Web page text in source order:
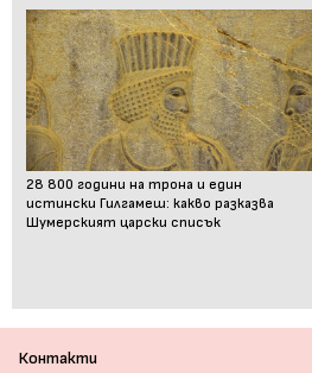
28 800 години на трона и един
истински Гилгамеш: какво разказва
Шумерският царски списък
Контакти